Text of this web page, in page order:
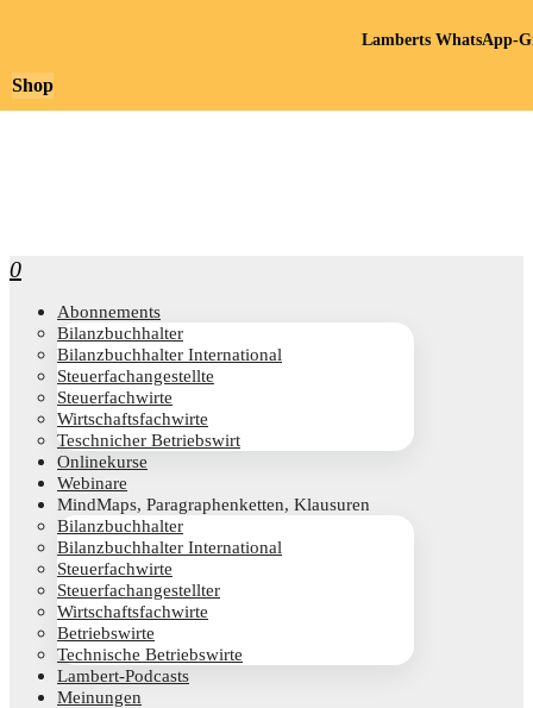
0
Abon­ne­ments
Bilanz­buch­hal­ter
Bilanz­buch­hal­ter International
Steu­er­fach­an­ge­stell­te
Steu­er­fach­wir­te
Wirt­schafts­fach­wir­te
Teschni­cher Betriebswirt
Online­kur­se
Web­i­na­re
Mind­Maps, Para­gra­phen­ket­ten, Klausuren
Bilanz­buch­hal­ter
Bilanz­buch­hal­ter International
Steu­er­fach­wir­te
Steu­er­fach­an­ge­stell­ter
Wirt­schafts­fach­wir­te
Betriebs­wir­te
Tech­ni­sche Betriebswirte
Lam­­bert-Pod­­casts
Mei­nun­gen
Shop
Lamberts WhatsApp-